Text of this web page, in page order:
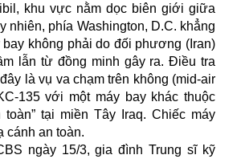
khu vực nằm dọc biên giới giữa
nhiên, phía Washington, D.C. khẳng
không phải do đối phương (Iran)
lẫn từ đồng minh gây ra. Điều tra
là vụ va chạm trên không (mid-air
135 với một máy bay khác thuộc
toàn” tại miền Tây Iraq. Chiếc máy
cánh an toàn.
ngày 15/3, gia đình Trung sĩ kỹ